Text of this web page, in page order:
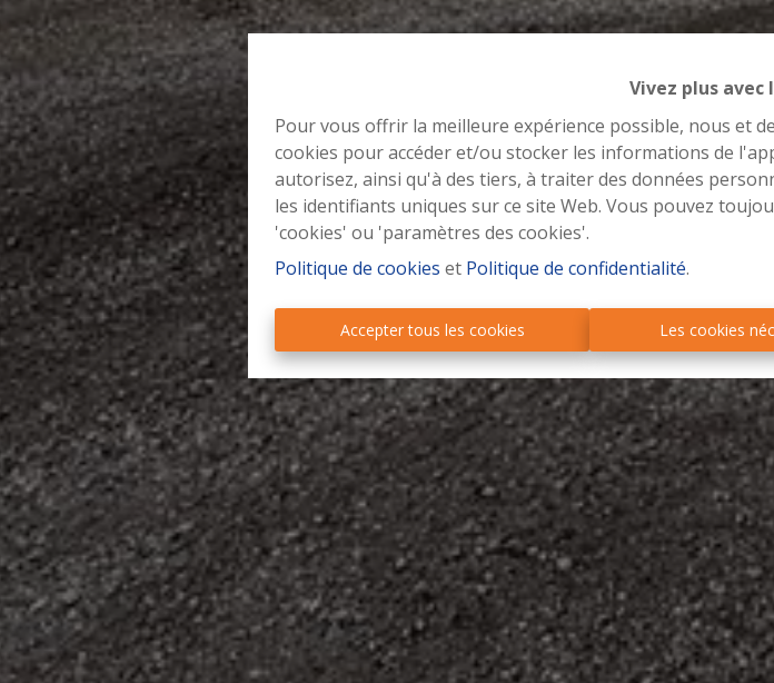
Vivez plus avec
Pour vous offrir la meilleure expérience possible, nous et
cookies pour accéder et/ou stocker les informations de
autorisez, ainsi qu'à des tiers, à traiter des données
les identifiants uniques sur ce site Web. Vous pouvez
'cookies' ou 'paramètres des cookies'.
Politique de cookies et Politique de confidentialité.
Accepter tous les cookies Les cookies